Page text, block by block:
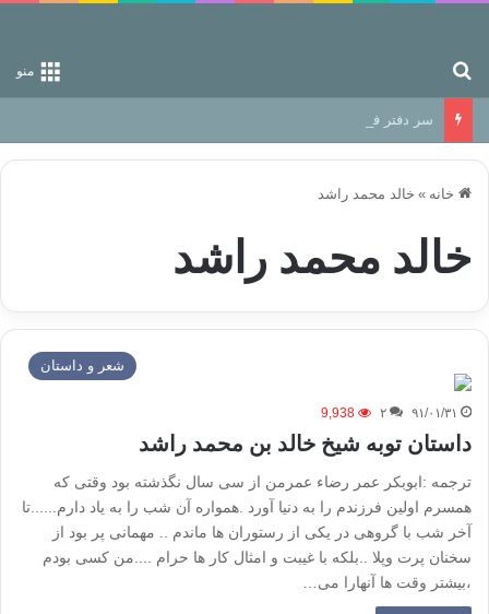
منو
سر دفتر فساد در زمین‌، دوری وکناره‌گیری از راه خداست‌!
خانه » خالد محمد راشد
خالد محمد راشد
شعر و داستان
۹۱/۰۱/۳۱ ۲ 9,938
داستان توبه شیخ خالد بن محمد راشد
ترجمه :ابوبکر عمر رضاء عمرمن از سی سال نگذشته بود وقتی که
همسرم اولین فرزندم را به دنیا آورد .همواره آن شب را به یاد دارم......تا
آخر شب با گروهی در یکی از رستوران ها ماندم .. مهمانی پر بود از
سخنان پرت وپلا ..بلکه با غیبت و امثال کار ها حرام ....من کسی بودم
،بیشتر وقت ها آنهارا می…